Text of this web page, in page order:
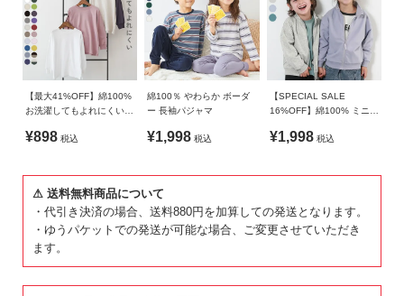
トップス(ガールズ) 着丈 身幅 袖丈
肩幅
90cm
41 31.5 30.3
21.5
44 33 33
23
110cm
47 35 37
140cm
150cm
62 45 56.5
31
【最大41%OFF】綿100%
お洗濯してもよれにくい
リブ 長袖Tシャツ
¥898 税込
綿100％ やわらか ボーダ
ー 長袖パジャマ
¥1,998 税込
【SPECIAL SALE
16%OFF】綿100% ミニ裏
ジャケット
¥1,998 税込
⚠ 送料無料商品について
・代引き決済の場合、送料880円を加算しての発送となります。
・ゆうパケットでの発送が可能な場合、ご変更させていただき
ます。